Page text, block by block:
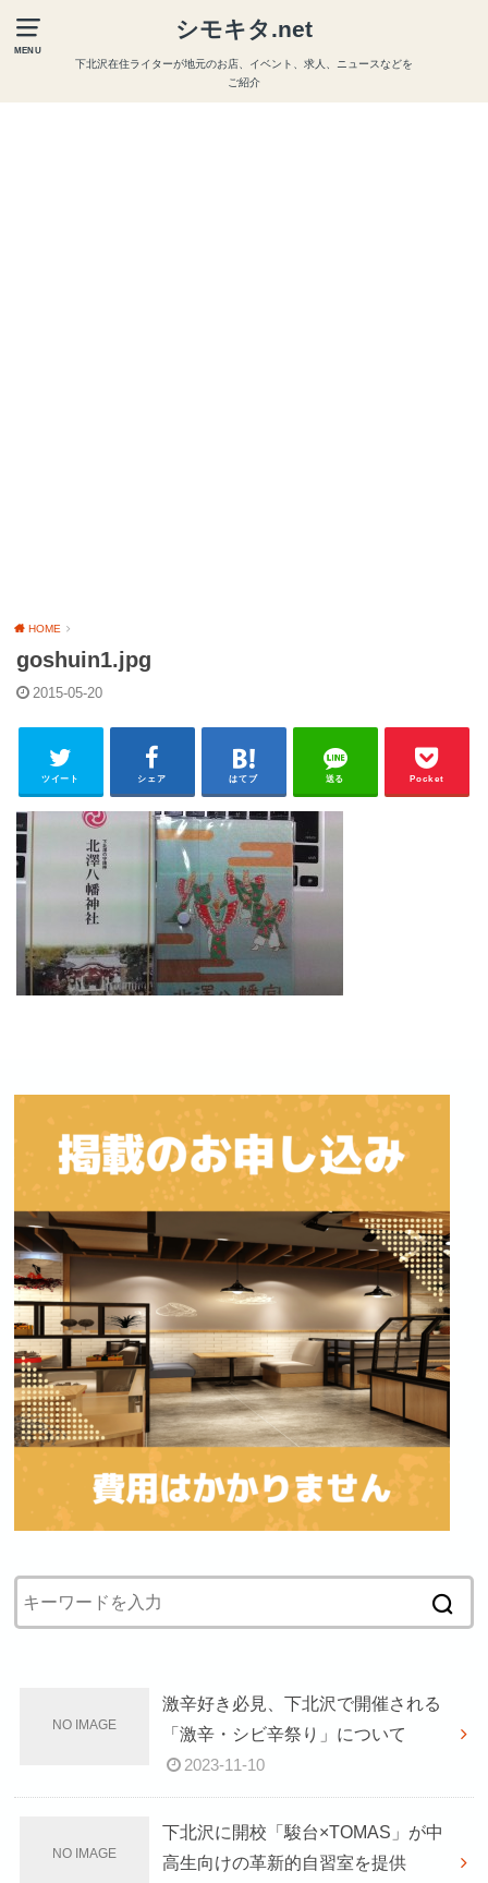
MENU
シモキタ.net
下北沢在住ライターが地元のお店、イベント、求人、ニュースなどを
ご紹介
HOME
goshuin1.jpg
2015-05-20
ツイート シェア はてブ 送る Pocket
激辛好き必見、下北沢で開催される
「激辛・シビ辛祭り」について
2023-11-10
下北沢に開校「駿台×TOMAS」が中
高生向けの革新的自習室を提供